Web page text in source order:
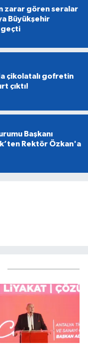
zarar gören seralar
Büyükşehir
geçti
çikolatalı gofretin
çıktı!
Başkanı
Rektör Özkan'a